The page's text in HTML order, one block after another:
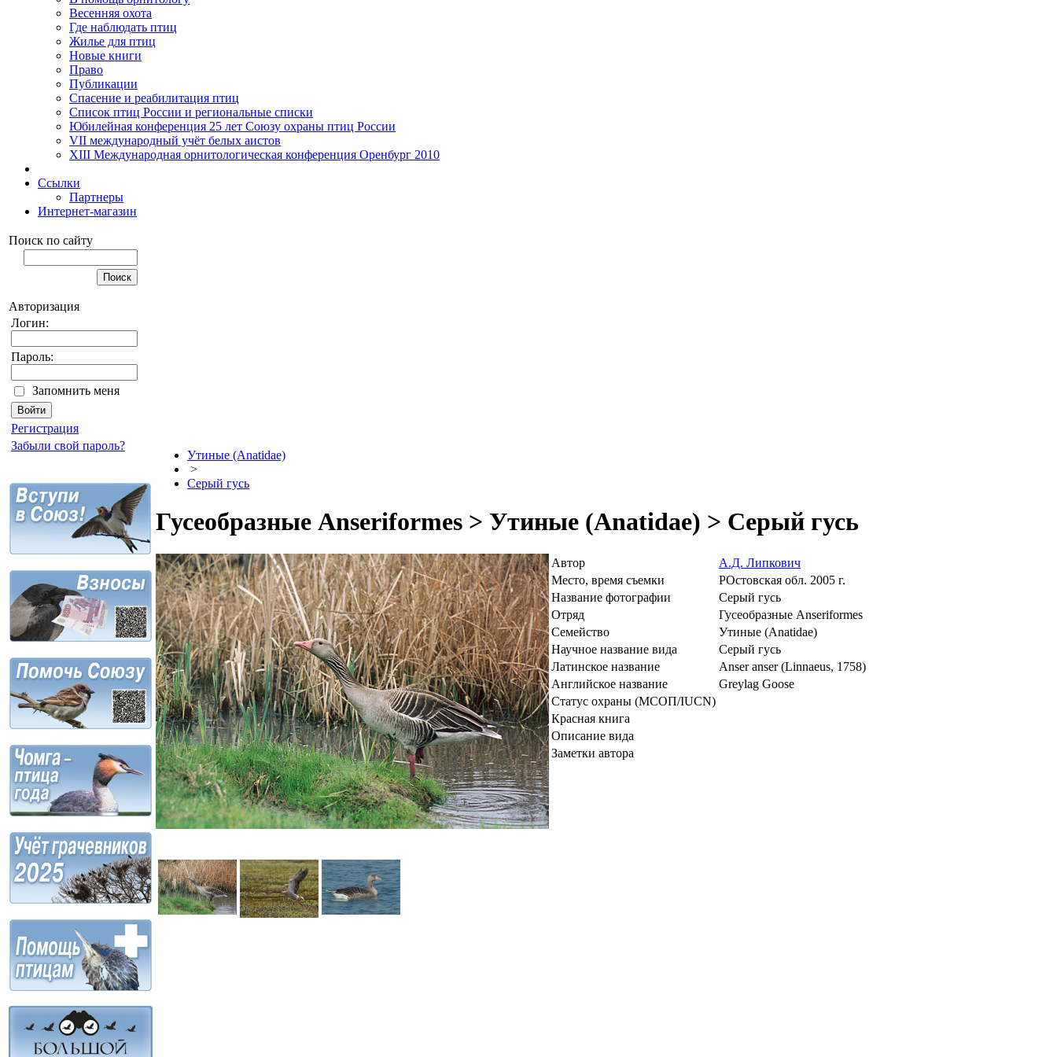
Весенняя охота
Где наблюдать птиц
Жилье для птиц
Новые книги
Право
Публикации
Спасение и реабилитация птиц
Список птиц России и региональные списки
Юбилейная конференция 25 лет Союзу охраны птиц России
VII международный учёт белых аистов
XIII Международная орнитологическая конференция Оренбург 2010
Ссылки
Партнеры
Интернет-магазин
Поиск по сайту
Авторизация
Логин:
Пароль:
Запомнить меня
Регистрация
Забыли свой пароль?
Утиные (Anatidae)
>
Серый гусь
Гусеобразные Anseriformes > Утиные (Anatidae) > Серый гусь
Автор
А.Д. Липкович
Место, время съемки
РОстовская обл. 2005 г.
Название фотографии
Серый гусь
Отряд
Гусеобразные Anseriformes
Семейство
Утиные (Anatidae)
Научное название вида
Серый гусь
Латинское название
Anser anser (Linnaeus, 1758)
Английское название
Greylag Goose
Статус охраны (МСОП/IUCN)
Красная книга
Описание вида
Заметки автора